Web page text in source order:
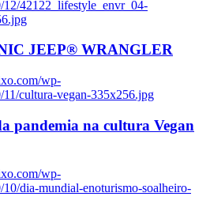
12/42122_lifestyle_envr_04-
JEEP® WRANGLER
wp-
11/cultura-vegan-335x256.jpg
pandemia na cultura Vegan
wp-
10/dia-mundial-enoturismo-soalheiro-